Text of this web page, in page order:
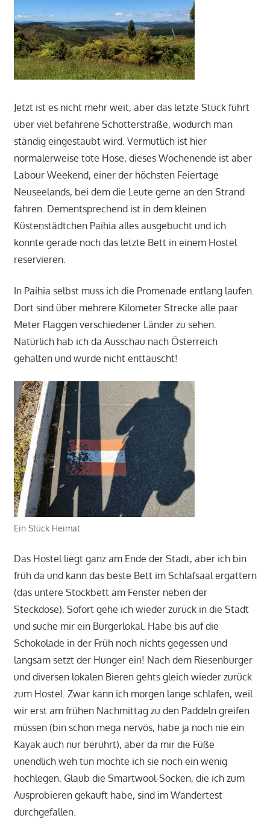
Jetzt ist es nicht mehr weit, aber das letzte Stück führt
über viel befahrene Schotterstraße, wodurch man
ständig eingestaubt wird. Vermutlich ist hier
normalerweise tote Hose, dieses Wochenende ist aber
Labour Weekend, einer der höchsten Feiertage
Neuseelands, bei dem die Leute gerne an den Strand
fahren. Dementsprechend ist in dem kleinen
Küstenstädtchen Paihia alles ausgebucht und ich
konnte gerade noch das letzte Bett in einem Hostel
reservieren.
In Paihia selbst muss ich die Promenade entlang laufen.
Dort sind über mehrere Kilometer Strecke alle paar
Meter Flaggen verschiedener Länder zu sehen.
Natürlich hab ich da Ausschau nach Österreich
gehalten und wurde nicht enttäuscht!
Ein Stück Heimat
Das Hostel liegt ganz am Ende der Stadt, aber ich bin
früh da und kann das beste Bett im Schlafsaal ergattern
(das untere Stockbett am Fenster neben der
Steckdose). Sofort gehe ich wieder zurück in die Stadt
und suche mir ein Burgerlokal. Habe bis auf die
Schokolade in der Früh noch nichts gegessen und
langsam setzt der Hunger ein! Nach dem Riesenburger
und diversen lokalen Bieren gehts gleich wieder zurück
zum Hostel. Zwar kann ich morgen lange schlafen, weil
wir erst am frühen Nachmittag zu den Paddeln greifen
müssen (bin schon mega nervös, habe ja noch nie ein
Kayak auch nur berührt), aber da mir die Füße
unendlich weh tun möchte ich sie noch ein wenig
hochlegen. Glaub die Smartwool-Socken, die ich zum
Ausprobieren gekauft habe, sind im Wandertest
durchgefallen.